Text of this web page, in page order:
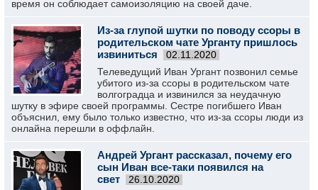
время он соблюдает самоизоляцию на своей даче.
Из-за глупой шутки по поводу ссоры в
родительском чате Урганту пришлось
извиниться
02.11.2020
Телеведущий Иван Ургант позвонил семье
убитого из-за ссоры в родительском чате
волгоградца и извинился за неудачную
шутку в эфире своей программы. Сестре погибшего Иван
объяснил, ему было только известно, что из-за ссоры люди из
онлайна перешли в оффлайн.
Андрей Ургант рассказал, почему его
сын Иван все-таки появился на
свет
26.10.2020